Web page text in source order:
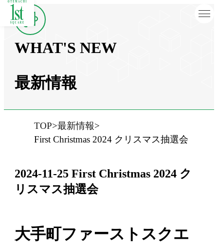
WHAT'S NEW
最新情報
TOP 最新情報
First Christmas 2024 クリスマス抽選会
2024-11-25 First Christmas 2024 ク
リスマス抽選会
大手町ファーストスクエ